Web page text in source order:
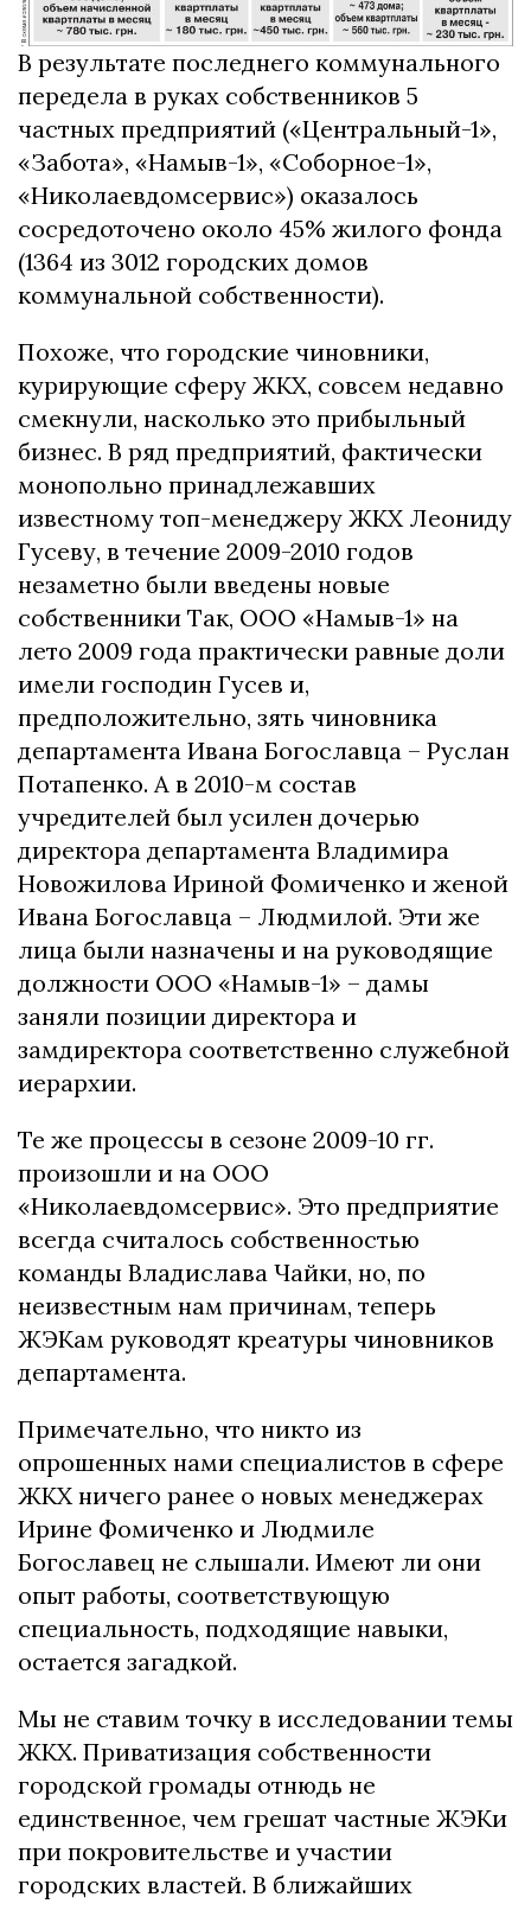
В результате последнего коммунального
передела в руках собственников 5
частных предприятий («Центральный-1»,
«Забота», «Намыв-1», «Соборное-1»,
«Николаевдомсервис») оказалось
сосредоточено около 45% жилого фонда
(1364 из 3012 городских домов
коммунальной собственности).
Похоже, что городские чиновники,
курирующие сферу ЖКХ, совсем недавно
смекнули, насколько это прибыльный
бизнес. В ряд предприятий, фактически
монопольно принадлежавших
известному топ-менеджеру ЖКХ Леониду
Гусеву, в течение 2009-2010 годов
незаметно были введены новые
собственники Так, ООО «Намыв-1» на
лето 2009 года практически равные доли
имели господин Гусев и,
предположительно, зять чиновника
департамента Ивана Богославца – Руслан
Потапенко. А в 2010-м состав
учредителей был усилен дочерью
директора департамента Владимира
Новожилова Ириной Фомиченко и женой
Ивана Богославца – Людмилой. Эти же
лица были назначены и на руководящие
должности ООО «Намыв-1» – дамы
заняли позиции директора и
замдиректора соответственно служебной
иерархии.
Те же процессы в сезоне 2009-10 гг.
произошли и на ООО
«Николаевдомсервис». Это предприятие
всегда считалось собственностью
команды Владислава Чайки, но, по
неизвестным нам причинам, теперь
ЖЭКам руководят креатуры чиновников
департамента.
Примечательно, что никто из
опрошенных нами специалистов в сфере
ЖКХ ничего ранее о новых менеджерах
Ирине Фомиченко и Людмиле
Богославец не слышали. Имеют ли они
опыт работы, соответствующую
специальность, подходящие навыки,
остается загадкой.
Мы не ставим точку в исследовании темы
ЖКХ. Приватизация собственности
городской громады отнюдь не
единственное, чем грешат частные ЖЭКи
при покровительстве и участии
городских властей. В ближайших